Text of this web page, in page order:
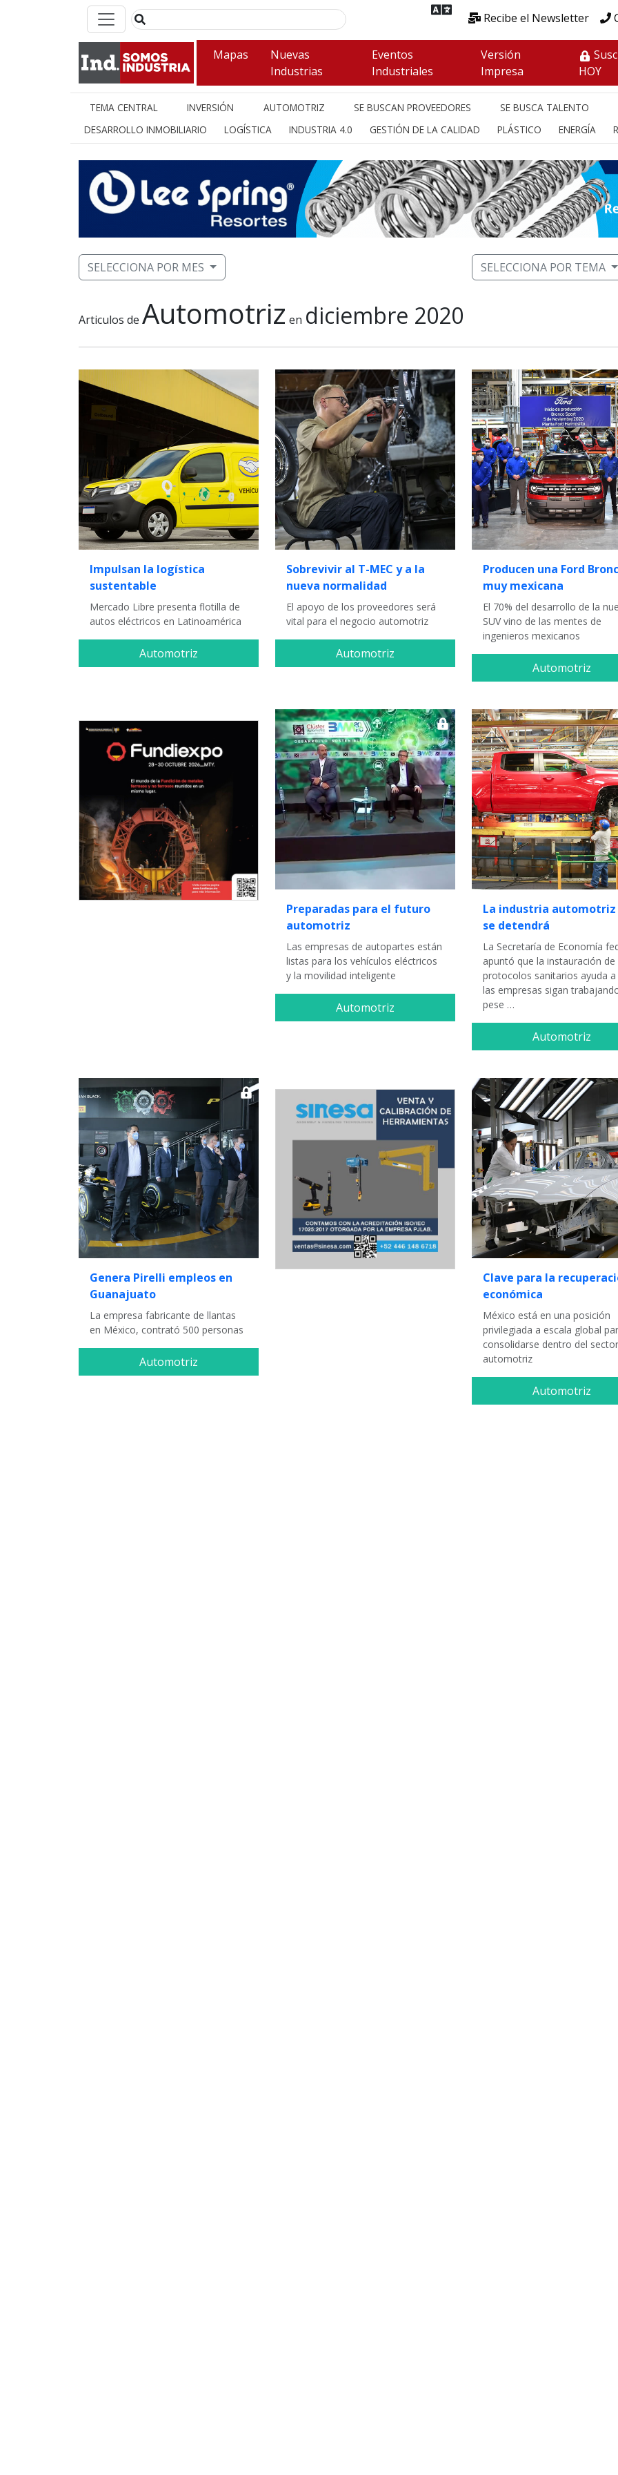
Recibe el Newsletter
Mapas
Nuevas
Industrias
Eventos
Industriales
Versión
Impresa
HOY
TEMA CENTRAL INVERSIÓN AUTOMOTRIZ SE BUSCAN PROVEEDORES
SE BUSCA TALENTO
DESARROLLO INMOBILIARIO
LOGÍSTICA INDUSTRIA 4.0 GESTIÓN DE LA CALIDAD PLÁSTICO ENERGÍA
SELECCIONA POR MES SELECCIONA POR TEMA
Articulos de Automotriz en diciembre 2020
Impulsan la logística
sustentable
Mercado Libre presenta flotilla de
autos eléctricos en Latinoamérica
Automotriz
Sobrevivir al T-MEC y a la
nueva normalidad
El apoyo de los proveedores será
vital para el negocio automotriz
Automotriz
Producen una Ford
muy mexicana
El 70% del desarrollo de la
SUV vino de las mentes de
ingenieros mexicanos
Automotriz
Preparadas para el futuro
automotriz
Las empresas de autopartes están
listas para los vehículos eléctricos
y la movilidad inteligente
Automotriz
La industria automotriz
se detendrá
La Secretaría de Economía
apuntó que la instauración de
protocolos sanitarios ayuda a
las empresas sigan
pese …
Automotriz
Genera Pirelli empleos en
Guanajuato
La empresa fabricante de llantas
en México, contrató 500 personas
Automotriz
Clave para la
económica
México está en una posición
privilegiada a escala global
consolidarse dentro del sector
automotriz
Automotriz